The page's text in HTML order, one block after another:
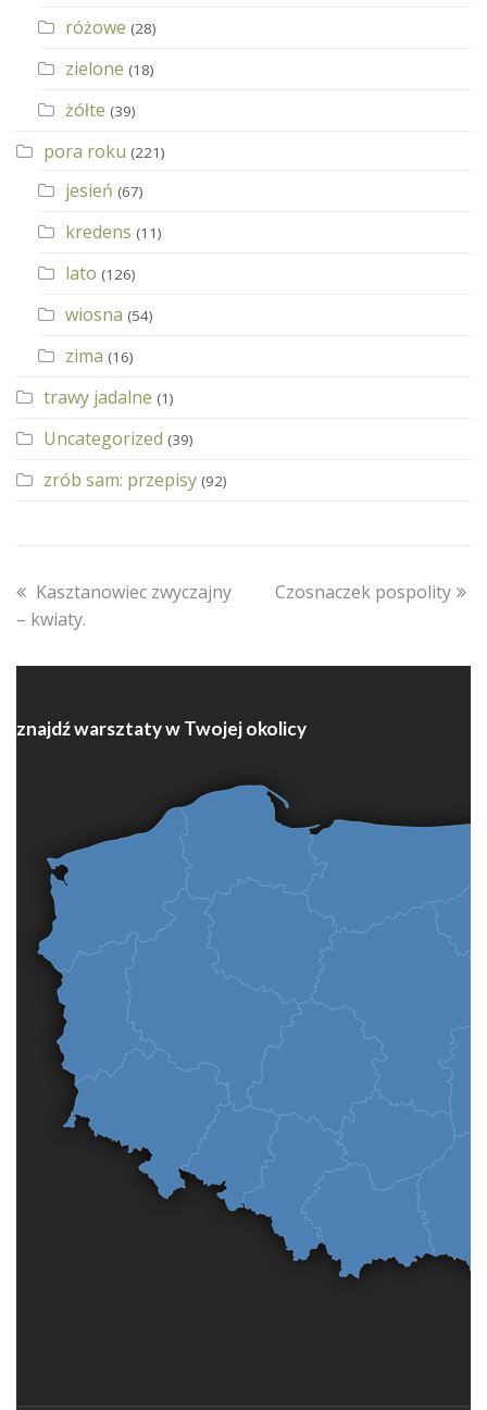
różowe (28)
zielone (18)
żółte (39)
pora roku (221)
jesień (67)
kredens (11)
lato (126)
wiosna (54)
zima (16)
trawy jadalne (1)
Uncategorized (39)
zrób sam: przepisy (92)
previous
post:
Kasztanowiec zwyczajny
– kwiaty.
next
Czosnaczek pospolity
znajdź warsztaty w Twojej okolicy